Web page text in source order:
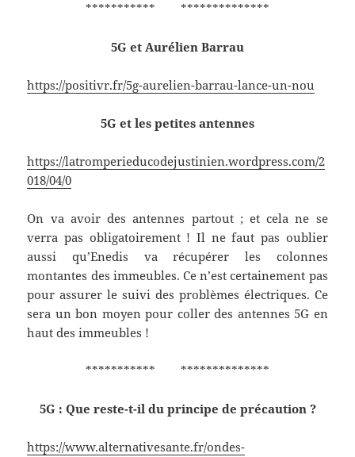
*********** **************
5G et Aurélien Barrau
https://positivr.fr/5g-aurelien-barrau-lance-un-nou
5G et les petites antennes
https://latromperieducodejustinien.wordpress.com/2
018/04/0
On va avoir des antennes partout ; et cela ne se
verra pas obligatoirement ! Il ne faut pas oublier
aussi qu’Enedis va récupérer les colonnes
montantes des immeubles. Ce n’est certainement pas
pour assurer le suivi des problèmes électriques. Ce
sera un bon moyen pour coller des antennes 5G en
haut des immeubles !
*********** **************
5G : Que reste-t-il du principe de précaution ?
https://www.alternativesante.fr/ondes-